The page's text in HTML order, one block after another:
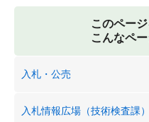
このペー
こんなペ
入札・公売
入札情報広場（技術検査課）